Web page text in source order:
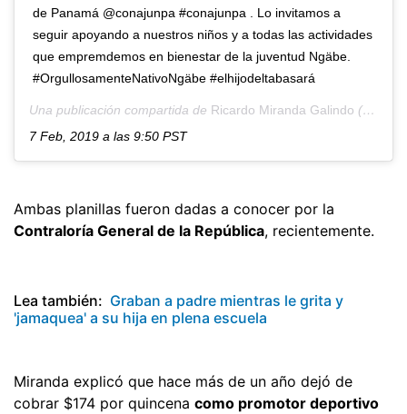
de Panamá @conajunpa #conajunpa . Lo invitamos a
seguir apoyando a nuestros niños y a todas las actividades
que empremdemos en bienestar de la juventud Ngäbe.
#OrgullosamenteNativoNgäbe #elhijodeltabasará
Una publicación compartida de Ricardo Miranda Galindo (@miranda_kiad007) el
7 Feb, 2019 a las 9:50 PST
Ambas planillas fueron dadas a conocer por la
Contraloría General de la República, recientemente.
Lea también: Graban a padre mientras le grita y
'jamaquea' a su hija en plena escuela
Miranda explicó que hace más de un año dejó de
cobrar $174 por quincena como promotor deportivo